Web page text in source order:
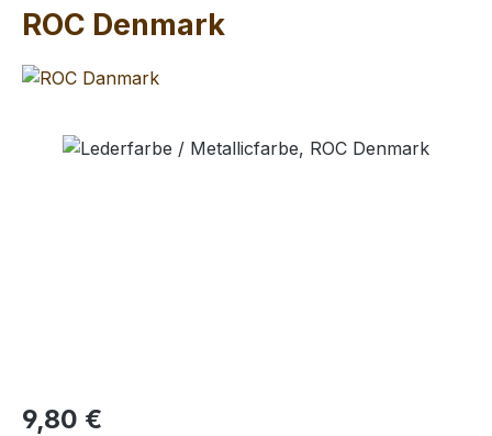
ROC Denmark
Bildergalerie überspringen
Regulärer Preis:
9,80 €